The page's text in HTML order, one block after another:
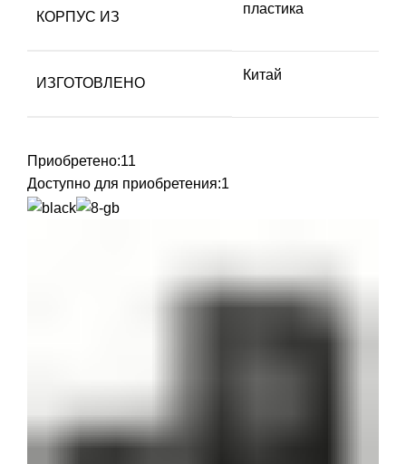
КОРПУС ИЗ
пластика
ИЗГОТОВЛЕНО
Китай
Приобретено:11
Доступно для приобретения:1